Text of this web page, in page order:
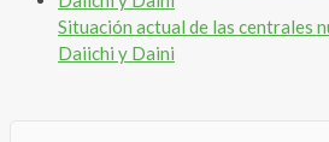
Situación actual de las centrales
Daiichi y Daini